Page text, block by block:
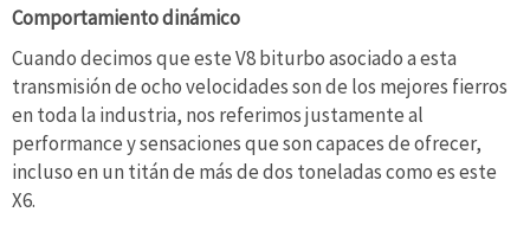
Comportamiento dinámico
Cuando decimos que este V8 biturbo asociado a esta
transmisión de ocho velocidades son de los mejores fierros
en toda la industria, nos referimos justamente al
performance y sensaciones que son capaces de ofrecer,
incluso en un titán de más de dos toneladas como es este
X6.